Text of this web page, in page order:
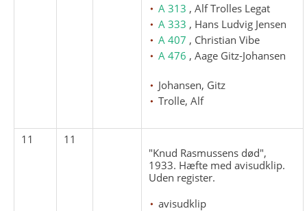
A 313 , Alf Trolles Legat
A 333 , Hans Ludvig Jensen
A 407 , Christian Vibe
A 476 , Aage Gitz-Johansen
Johansen, Gitz
Trolle, Alf
11
11
"Knud Rasmussens død",
1933. Hæfte med avisudklip.
Uden register.
avisudklip